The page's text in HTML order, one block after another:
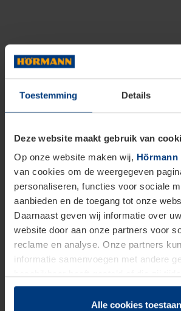
Toestemming Details
Deze website maakt gebruik van
Op onze website maken wij, Hörmann
van cookies om de weergegeven
personaliseren, functies voor sociale
aanbieden en de toegang tot onze
Daarnaast geven wij informatie over
website door aan onze partners voor
reclame en analyse. Onze partners
informatie samenvoegen met andere
hun diensten hebben verzameld.
Juridisch hebben wij het recht om
Alle cookies toestaan